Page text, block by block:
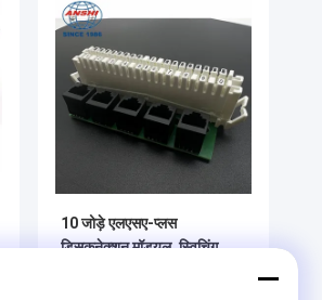
10 जोड़े एलएसए-प्लस
डिसकनेक्शन मॉड्यूल, स्विचिंग